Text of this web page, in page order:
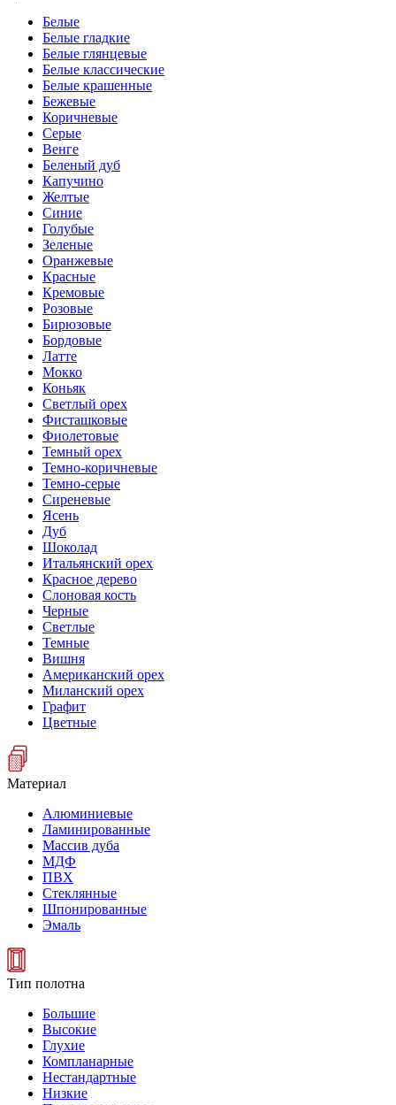
Белые
Белые гладкие
Белые глянцевые
Белые классические
Белые крашенные
Бежевые
Коричневые
Серые
Венге
Беленый дуб
Капучино
Желтые
Синие
Голубые
Зеленые
Оранжевые
Красные
Кремовые
Розовые
Бирюзовые
Бордовые
Латте
Мокко
Коньяк
Светлый орех
Фисташковые
Фиолетовые
Темный орех
Темно-коричневые
Темно-серые
Сиреневые
Ясень
Дуб
Шоколад
Итальянский орех
Красное дерево
Слоновая кость
Черные
Светлые
Темные
Вишня
Американский орех
Миланский орех
Графит
Цветные
Материал
Алюминиевые
Ламинированные
Массив дуба
МДФ
ПВХ
Стеклянные
Шпонированные
Эмаль
Тип полотна
Большие
Высокие
Глухие
Компланарные
Нестандартные
Низкие